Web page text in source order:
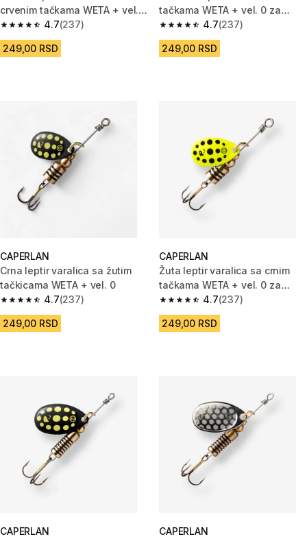
crvenim tačkama WETA + vel. 0
za ribolov grabljivica
4.7
4.7 od 5 zvezdica from 237 Recenzije
(237)
249,00 RSD
tačkama WETA + vel. 0 za
ribolov grabljivica
4.7
4.7 od 5 zvezdica from 237
(237)
249,00 RSD
CAPERLAN
Crna leptir varalica sa žutim
tačkicama WETA + vel. 0
4.7
4.7 od 5 zvezdica from 237 Recenzije
(237)
249,00 RSD
CAPERLAN
Žuta leptir varalica sa crnim
tačkama WETA + vel. 0 za
ribolov grabljivica
4.7
4.7 od 5 zvezdica from 237
(237)
249,00 RSD
CAPERLAN
CAPERLAN